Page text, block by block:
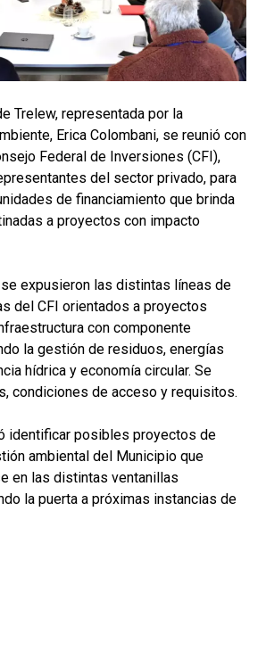
Trelew, representada por la
Erica Colombani, se reunió con
Federal de Inversiones (CFI),
del sector privado, para
de financiamiento que brinda
a proyectos con impacto
se expusieron las distintas líneas de
del CFI orientados a proyectos
con componente
la gestión de residuos, energías
hídrica y economía circular. Se
condiciones de acceso y requisitos.
identificar posibles proyectos de
ambiental del Municipio que
en las distintas ventanillas
la puerta a próximas instancias de